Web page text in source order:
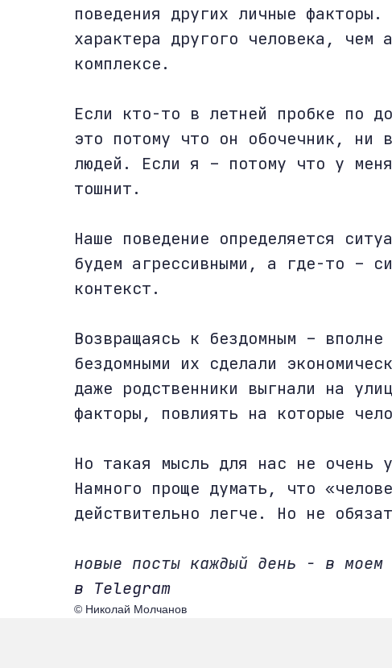
поведения других личные
характера другого человека, чем
комплексе.
Если кто-то в летней пробке по
это потому что он обочечник, ни
людей. Если я – потому что у
тошнит.
Наше поведение определяется
будем агрессивными, а где-то –
контекст.
Возвращаясь к бездомным –
бездомными их сделали
даже родственники выгнали на
факторы, повлиять на которые
Но такая мысль для нас не очень
Намного проще думать, что
действительно легче. Но не
новые посты каждый день - в моем
в Telegram
© Николай Молчанов